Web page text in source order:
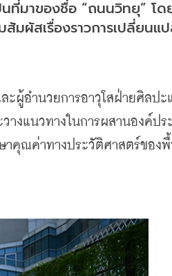
นที่มาของชื่อ “ถนนวิทยุ” โด
มผัสเรื่องราวการเปลี่ยนแ
ผู้อำนวยการอาวุโสฝ่ายศิลปะ
งแนวทางในการผสานองค์ปร
าคุณค่าทางประวัติศาสตร์ของ